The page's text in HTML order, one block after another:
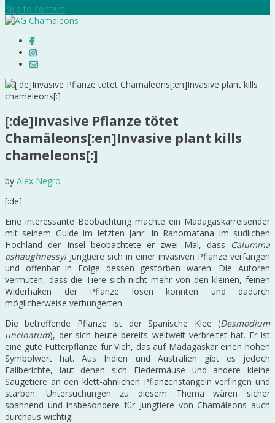
Skip to content
[:de]Invasive Pflanze tötet
Chamäleons[:en]Invasive plant kills
chameleons[:]
by Alex Negro
[:de]
Eine interessante Beobachtung machte ein Madagaskarreisender
mit seinem Guide im letzten Jahr: In Ranomafana im südlichen
Hochland der Insel beobachtete er zwei Mal, dass
Calumma
oshaughnessyiJungtiere sich in einer invasiven Pflanze verfangen
und offenbar in Folge dessen gestorben waren. Die Autoren
vermuten, dass die Tiere sich nicht mehr von den kleinen, feinen
Widerhaken der Pflanze lösen konnten und dadurch
möglicherweise verhungerten.
Die betreffende Pflanze ist der Spanische Klee (Desmodium
uncinatum), der sich heute bereits weltweit verbreitet hat. Er ist
eine gute Futterpflanze für Vieh, das auf Madagaskar einen hohen
Symbolwert hat. Aus Indien und Australien gibt es jedoch
Fallberichte, laut denen sich Fledermäuse und andere kleine
Säugetiere an den klett-ähnlichen Pflanzenstängeln verfingen und
starben. Untersuchungen zu diesem Thema wären sicher
spannend und insbesondere für Jungtiere von Chamäleons auch
durchaus wichtig.